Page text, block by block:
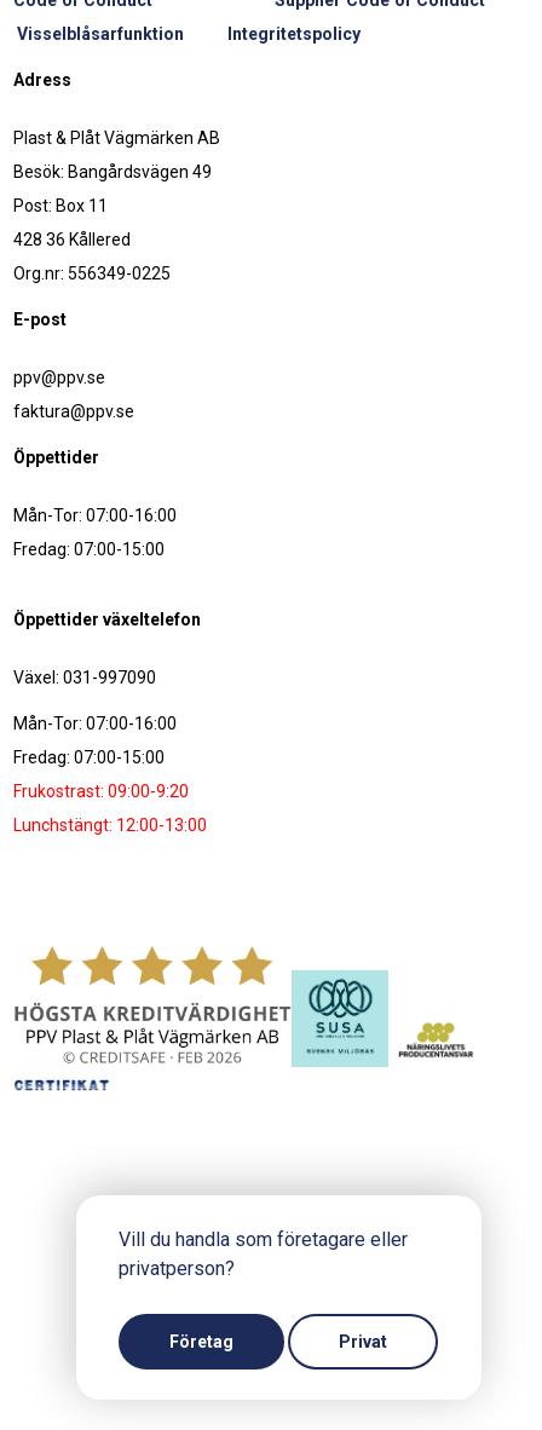
Visselblåsarfunktion
Integritetspolicy
Adress
Plast & Plåt Vägmärken AB
Besök: Bangårdsvägen 49
Post: Box 11
428 36 Kållered
Org.nr: 556349-0225
E-post
ppv@ppv.se
faktura@ppv.se
Öppettider
Mån-Tor: 07:00-16:00
Fredag: 07:00-15:00
Öppettider växeltelefon
Växel: 031-997090
Mån-Tor: 07:00-16:00
Fredag: 07:00-15:00
Frukostrast: 09:00-9:20
Lunchstängt: 12:00-13:00
Produktion och design: Webbpartner
Vill du handla som företagare eller
privatperson?
Företag Privat